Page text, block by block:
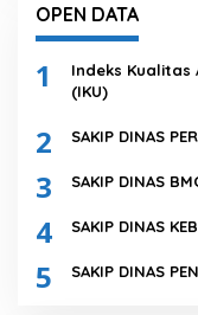
OPEN DATA
1
Indeks Kualitas
(IKU)
2 SAKIP DINAS
3 SAKIP DINAS
4 SAKIP DINAS
5 SAKIP DINAS